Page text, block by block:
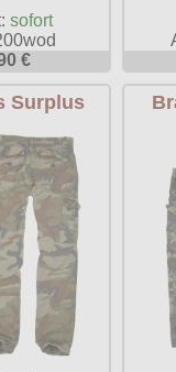
sofort
€
Surplus